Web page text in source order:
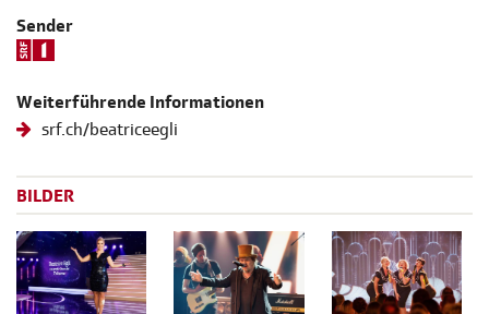
Sender
Weiterführende Informationen
srf.ch/beatriceegli
BILDER